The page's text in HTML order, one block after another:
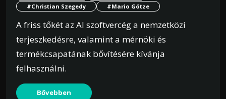
#Christian Szegedy
#Mario Götze
A friss tőkét az AI szoftvercég a nemzetközi
terjeszkedésre, valamint a mérnöki és
termékcsapatának bővítésére kívánja
felhasználni.
Bővebben